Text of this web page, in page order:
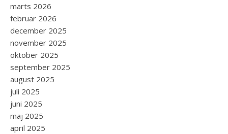
marts 2026
februar 2026
december 2025
november 2025
oktober 2025
september 2025
august 2025
juli 2025
juni 2025
maj 2025
april 2025